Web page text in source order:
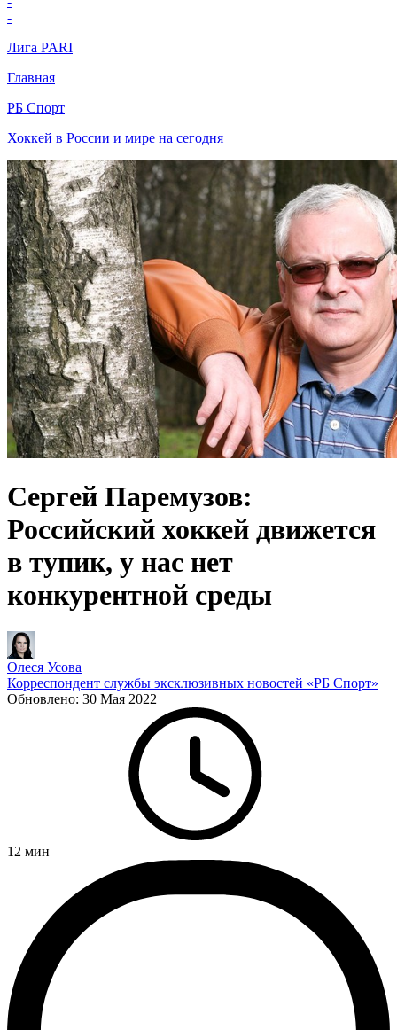
-
Лига PARI
Главная
РБ Спорт
Хоккей в России и мире на сегодня
Сергей Паремузов:
Российский хоккей движется
в тупик, у нас нет
конкурентной среды
Олеся Усова
Корреспондент службы эксклюзивных новостей «РБ Спорт»
Обновлено: 30 Мая 2022
12 мин